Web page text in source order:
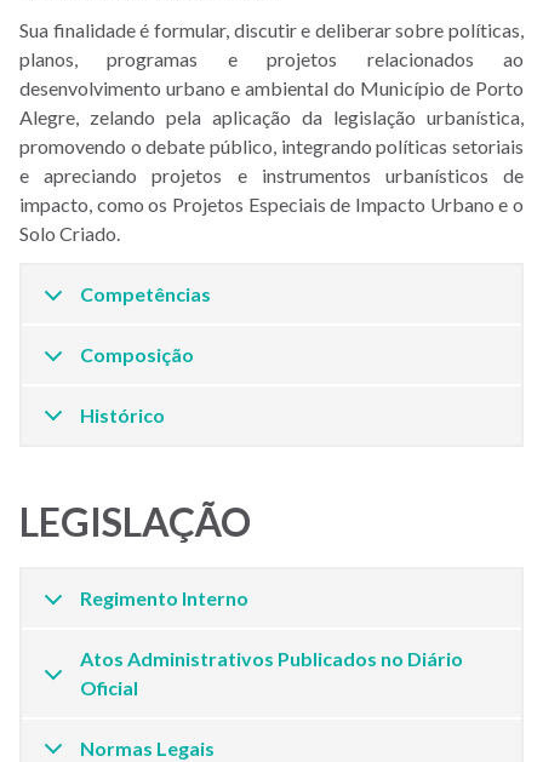
Sua finalidade é formular, discutir e deliberar sobre políticas,
planos, programas e projetos relacionados ao
desenvolvimento urbano e ambiental do Município de Porto
Alegre, zelando pela aplicação da legislação urbanística,
promovendo o debate público, integrando políticas setoriais
e apreciando projetos e instrumentos urbanísticos de
impacto, como os Projetos Especiais de Impacto Urbano e o
Solo Criado.
Competências
Composição
Histórico
LEGISLAÇÃO
Regimento Interno
Atos Administrativos Publicados no Diário
Oficial
Normas Legais